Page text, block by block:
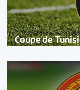
Coupe de